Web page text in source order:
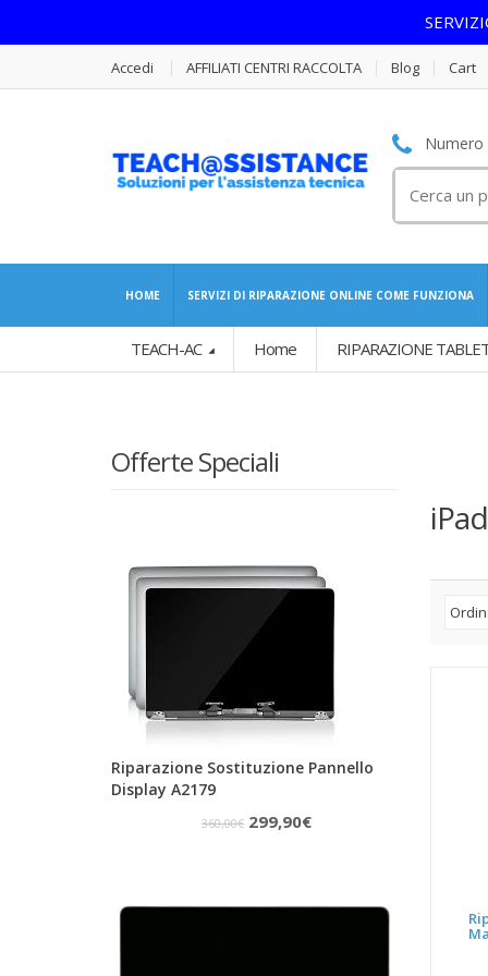
Accedi AFFILIATI CENTRI RACCOLTA Blog Cart
Numero
per:
HOME SERVIZI DI RIPARAZIONE ONLINE COME FUNZIONA
TEACH-AC Home RIPARAZIONE
Offerte Speciali
Riparazione Sostituzione Pannello
Display A2179
360,00€ Il
era:
299,90€Il
è: